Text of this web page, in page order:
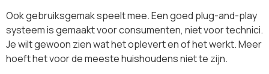
Ook gebruiksgemak speelt mee. Een goed plug-and-play
systeem is gemaakt voor consumenten, niet voor technici.
Je wilt gewoon zien wat het oplevert en of het werkt. Meer
hoeft het voor de meeste huishoudens niet te zijn.